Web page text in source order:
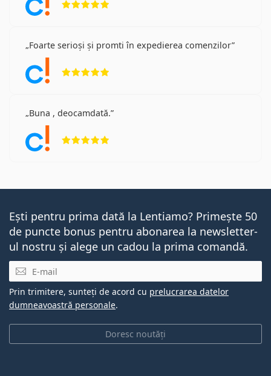
Foarte serioși și promti în expedierea comenzilor
Buna , deocamdată.
Ești pentru prima dată la Lentiamo? Primește 50
de puncte bonus pentru abonarea la newsletter-
ul nostru și alege un cadou la prima comandă.
E-mail
Doresc noutăți
Prin trimitere, sunteți de acord cu prelucrarea datelor
dumneavoastră personale.